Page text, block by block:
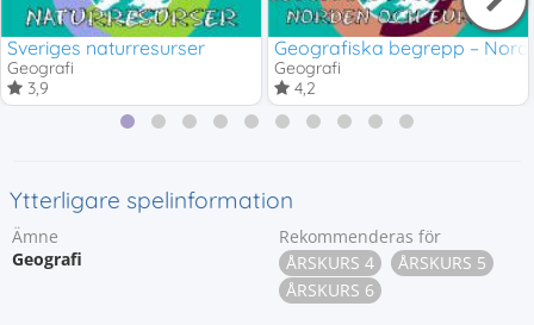
Sveriges naturresurser
Geografi
3,9
Geografiska begrepp –
Geografi
4,2
Ytterligare spelinformation
Ämne
Geografi
Rekommenderas för
ÅRSKURS 4
ÅRSKURS 5
ÅRSKURS 6